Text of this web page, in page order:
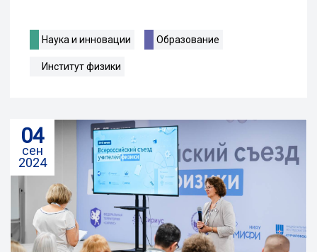
Наука и инновации Образование
Институт физики
04
сен
2024